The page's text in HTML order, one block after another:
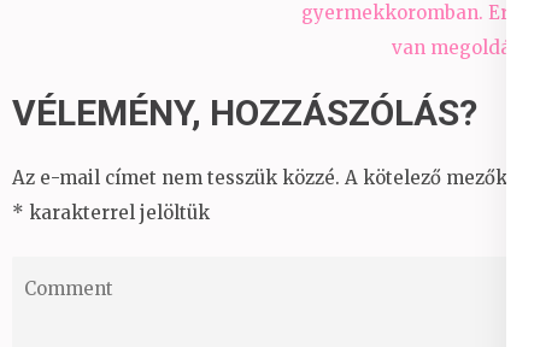
gyermekkoromban. Erre
van megoldás?
VÉLEMÉNY, HOZZÁSZÓLÁS?
Az e-mail címet nem tesszük közzé. A kötelező mezőket
* karakterrel jelöltük